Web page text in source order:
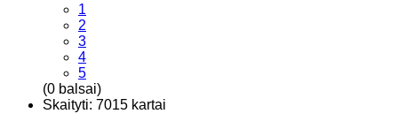
1
2
3
4
5
(0 balsai)
Skaityti: 7015 kartai